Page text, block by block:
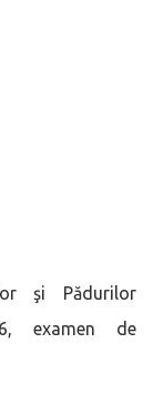
şi Pădurilor
examen de